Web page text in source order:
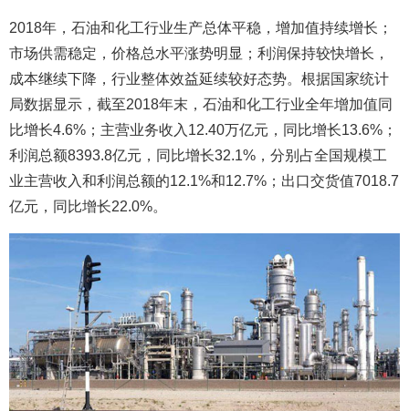
2018年，石油和化工行业生产总体平稳，增加值持续增长；
市场供需稳定，价格总水平涨势明显；利润保持较快增长，
成本继续下降，行业整体效益延续较好态势。根据国家统计
局数据显示，截至2018年末，石油和化工行业全年增加值同
比增长4.6%；主营业务收入12.40万亿元，同比增长13.6%；
利润总额8393.8亿元，同比增长32.1%，分别占全国规模工
业主营收入和利润总额的12.1%和12.7%；出口交货值7018.7
亿元，同比增长22.0%。